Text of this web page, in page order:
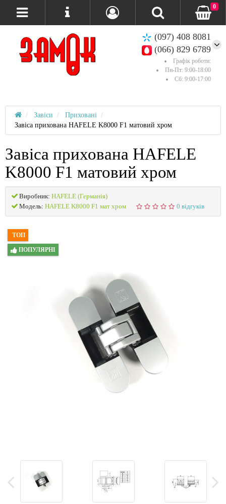
(097) 408 8081
(066) 829 6789
Графік роботи:
Пн-Пт: 9:00-18:00
Сб: 9:00-17:00
0
Завіси
Приховані
Завіса прихована HAFELE K8000 F1 матовий хром
Завіса прихована HAFELE
K8000 F1 матовий хром
Виробник: HAFELE (Германія)
Модель: HAFELE K8000 F1 мат хром 0 відгуків
ТОП
ПОПУЛЯРНІ